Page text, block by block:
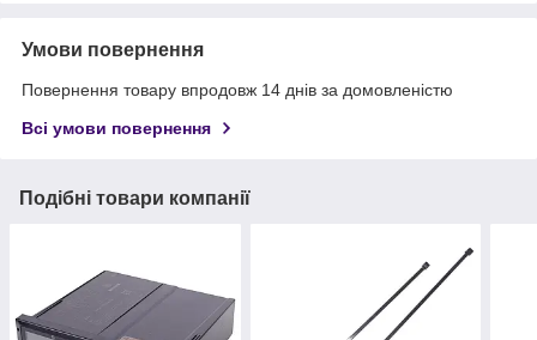
Умови повернення
Повернення товару впродовж 14 днів за домовленістю
Всі умови повернення
Подібні товари компанії